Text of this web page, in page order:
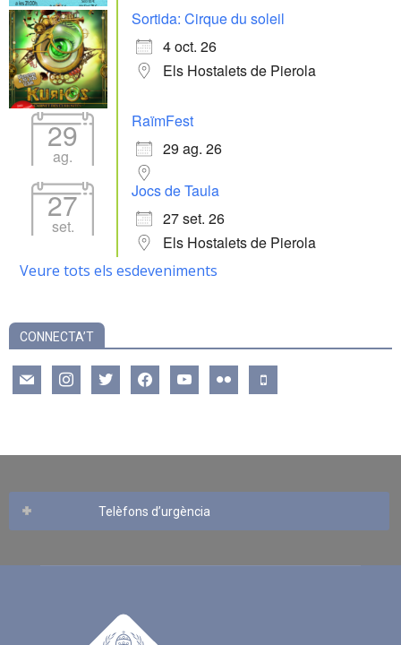
Sortida: Cirque du soleil
4 oct. 26
Els Hostalets de Pierola
29
ag.
RaïmFest
29 ag. 26
27
set.
Jocs de Taula
27 set. 26
Els Hostalets de Pierola
Veure tots els esdeveniments
CONNECTA’T
mail instagramtwitter facebookyoutube flickr mobile
Telèfons d’urgència